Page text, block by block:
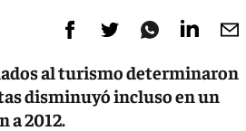
al turismo determinaron
disminuyó incluso en un
a 2012.